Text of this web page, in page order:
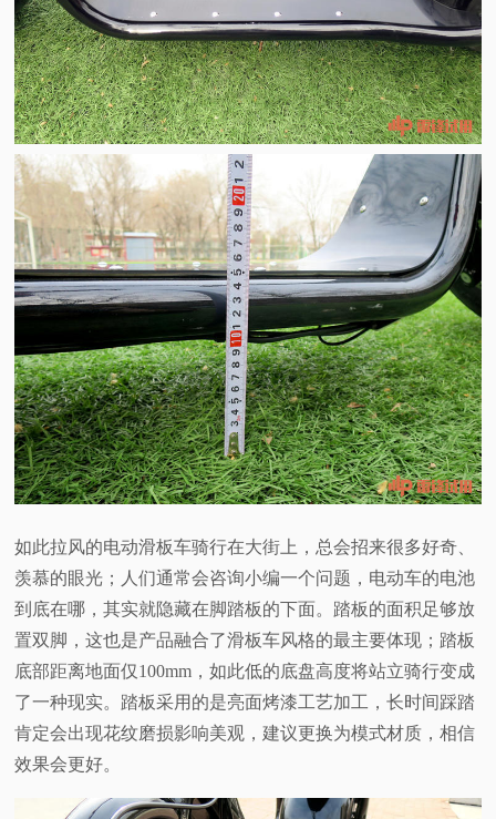
如此拉风的电动滑板车骑行在大街上，总会招来很多好奇、
羡慕的眼光；人们通常会咨询小编一个问题，电动车的电池
到底在哪，其实就隐藏在脚踏板的下面。踏板的面积足够放
置双脚，这也是产品融合了滑板车风格的最主要体现；踏板
底部距离地面仅100mm，如此低的底盘高度将站立骑行变成
了一种现实。踏板采用的是亮面烤漆工艺加工，长时间踩踏
肯定会出现花纹磨损影响美观，建议更换为模式材质，相信
效果会更好。